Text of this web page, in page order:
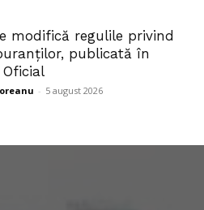
modifică regulile privind
publicată în
- 5 august 2026